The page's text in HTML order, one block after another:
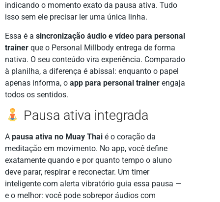
indicando o momento exato da pausa ativa. Tudo
isso sem ele precisar ler uma única linha.
Essa é a sincronização áudio e vídeo para personal
trainer que o Personal Millbody entrega de forma
nativa. O seu conteúdo vira experiência. Comparado
à planilha, a diferença é abissal: enquanto o papel
apenas informa, o app para personal trainer engaja
todos os sentidos.
Pausa ativa integrada
A pausa ativa no Muay Thai é o coração da
meditação em movimento. No app, você define
exatamente quando e por quanto tempo o aluno
deve parar, respirar e reconectar. Um timer
inteligente com alerta vibratório guia essa pausa —
e o melhor: você pode sobrepor áudios com